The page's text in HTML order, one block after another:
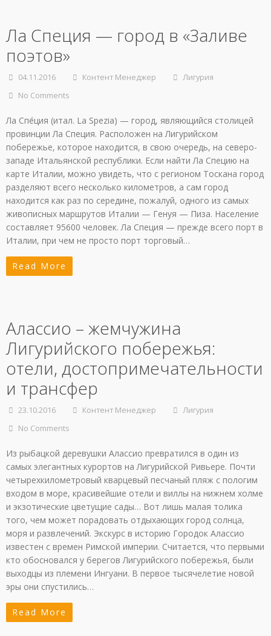
Ла Специя — город в «Заливе
поэтов»
04.11.2016 Контент Менеджер
Лигурия
No Comments
Ла Спе́ция (итал. La Spezia) — город, являющийся столицей
провинции Ла Специя. Расположен на Лигурийском
побережье, которое находится, в свою очередь, на северо-
западе Итальянской республики. Если найти Ла Специю на
карте Италии, можно увидеть, что с регионом Тоскана город
разделяют всего несколько километров, а сам город
находится как раз по середине, пожалуй, одного из самых
живописных маршрутов Италии — Генуя — Пиза. Население
составляет 95600 человек. Ла Специя — прежде всего порт в
Италии, при чем не просто порт торговый…
Read More
Алассио – жемчужина
Лигурийского побережья:
отели, достопримечательности
и трансфер
23.10.2016 Контент Менеджер
Лигурия
No Comments
Из рыбацкой деревушки Алассио превратился в один из
самых элегантных курортов на Лигурийской Ривьере. Почти
четырехкилометровый кварцевый песчаный пляж с пологим
входом в море, красивейшие отели и виллы на нижнем холме
и экзотические цветущие сады… Вот лишь малая толика
того, чем может порадовать отдыхающих город солнца,
моря и развлечений. Экскурс в историю Городок Алассио
известен с времен Римской империи. Считается, что первыми
кто обосновался у берегов Лигурийского побережья, были
выходцы из племени Ингуани. В первое тысячелетие новой
эры они спустились…
Read More